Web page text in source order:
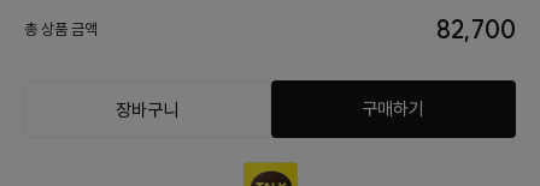
총 상품 금액 82,700
장바구니 구매하기